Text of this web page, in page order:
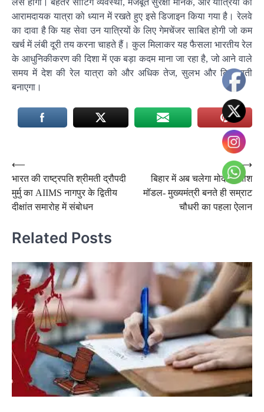
लैस होगी। बेहतर सीटिंग व्यवस्था, मजबूत सुरक्षा मानक, और यात्रियों की
आरामदायक यात्रा को ध्यान में रखते हुए इसे डिजाइन किया गया है। रेलवे
का दावा है कि यह सेवा उन यात्रियों के लिए गेमचेंजर साबित होगी जो कम
खर्च में लंबी दूरी तय करना चाहते हैं। कुल मिलाकर यह फैसला भारतीय रेल
के आधुनिकीकरण की दिशा में एक बड़ा कदम माना जा रहा है, जो आने वाले
समय में देश की रेल यात्रा को और अधिक तेज, सुलभ और किफायती
बनाएगा।
Post
navigation
⟵
भारत की राष्ट्रपति श्रीमती द्रौपदी
मुर्मु का AIIMS नागपुर के द्वितीय
दीक्षांत समारोह में संबोधन
बिहार में अब चलेगा मोदी-नीतीश
मॉडल- मुख्यमंत्री बनते ही सम्राट
चौधरी का पहला ऐलान
⟶
Related Posts